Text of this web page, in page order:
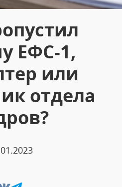
ЕФС‑1,
или
отдела